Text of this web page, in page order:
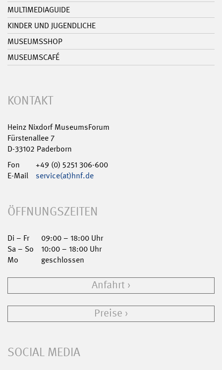
MULTIMEDIAGUIDE
KINDER UND JUGENDLICHE
MUSEUMSSHOP
MUSEUMSCAFÉ
KONTAKT
Heinz Nixdorf MuseumsForum
Fürstenallee 7
D-33102 Paderborn
Fon
+49 (0) 5251 306-600
E-Mail
service(at)hnf.de
ÖFFNUNGSZEITEN
Di – Fr
09:00 – 18:00 Uhr
Sa – So
10:00 – 18:00 Uhr
Mo
geschlossen
Anfahrt
Preise
SOCIAL MEDIA